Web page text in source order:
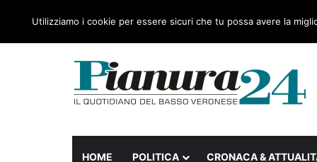
HOME POLITICA CRONACA &
Utilizziamo i cookie per essere sicuri che tu possa avere la